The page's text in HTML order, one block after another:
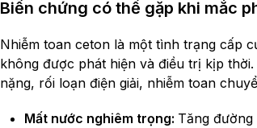
Biến chứng có thể gặp khi mắc
Nhiễm toan ceton là một tình trạng cấp
không được phát hiện và điều trị kịp
nặng, rối loạn điện giải, nhiễm toan
Mất nước nghiêm trọng: Tăng